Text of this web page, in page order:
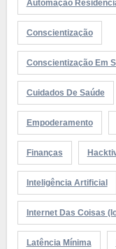
Automação
Conscientização
Conscientização Em
Cuidados De Saúde
Empoderamento
Finanças
Inteligência Artificial
Internet Das Coisas
Latência Mínima